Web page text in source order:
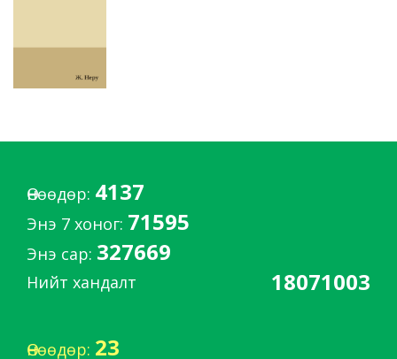
Өнөөдөр: 4137
Энэ 7 хоног: 71595
Энэ сар: 327669
Нийт хандалт 18071003
Өнөөдөр: 23